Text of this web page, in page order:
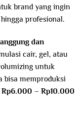
brand yang ingin
profesional.
dan
cair, gel, atau
untuk
bisa memproduksi
– Rp10.000